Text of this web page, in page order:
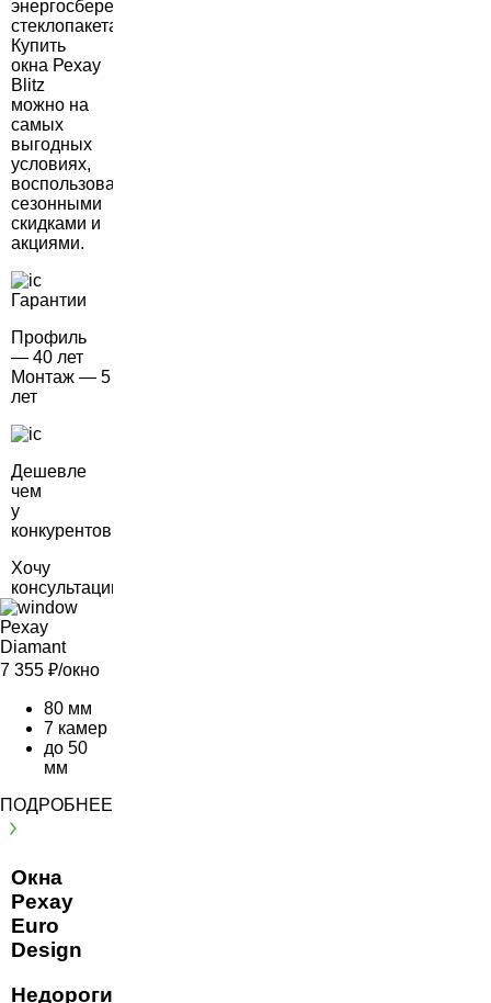
энергосберегающего
стеклопакета.
Купить
окна Рехау
Blitz
можно на
самых
выгодных
условиях,
воспользовавшись
сезонными
скидками и
акциями.
Гарантии
Профиль
— 40 лет
Монтаж — 5
лет
Дешевле
чем
у
конкурентов
Хочу
консультацию
Рехау
Diamant
7 355 ₽/окно
80 мм
7 камер
до 50
мм
ПОДРОБНЕЕ
Окна
Рехау
Euro
Design
Недорогие